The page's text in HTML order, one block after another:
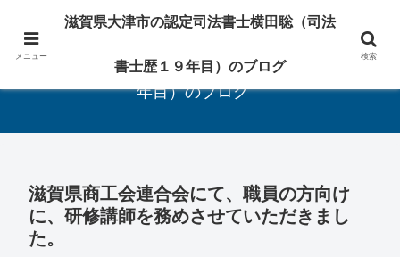
相続・遺言・登記の専門家
滋賀県大津市の認定司法書士横田聡（司法書士歴１９
年目）のブログ
滋賀県商工会連合会にて、職員の方向け
に、研修講師を務めさせていただきまし
た。
メニュー
滋賀県大津市の認定司法書士横田聡（司法
書士歴１９年目）のブログ
検索